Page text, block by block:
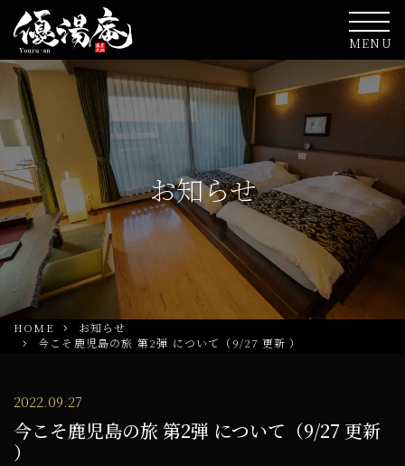
MENU
お知らせ
HOME
お知らせ
今こそ鹿児島の旅 第2弾 について（9/27 更新 ）
2022.09.27
今こそ鹿児島の旅 第2弾 について（9/27 更新
）